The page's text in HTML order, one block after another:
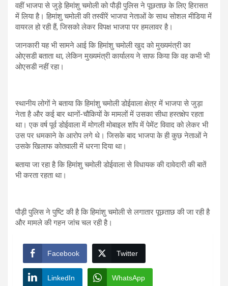
वहीं भाजपा से जुड़े हिमांशु चमोली को पौड़ी पुलिस ने पूछताछ के लिए हिरासत
में लिया है। हिमांशु चमोली की तस्वीरें भाजपा नेताओं के साथ सोशल मीडिया में
वायरल हो रही हैं, जिसको लेकर विपक्ष भाजपा पर हमलावर है।
जानकारी यह भी सामने आई कि हिमांशु चमोली खुद को मुख्यमंत्री का
ओएसडी बताता था, लेकिन मुख्यमंत्री कार्यालय ने साफ किया कि वह कभी भी
ओएसडी नहीं रहा।
स्थानीय लोगों ने बताया कि हिमांशु चमोली डोईवाला क्षेत्र में भाजपा से जुड़ा
नेता है और कई बार थानों-चौकियों के मामलों में उसका सीधा हस्तक्षेप रहता
था। एक वर्ष पूर्व डोईवाला में मोगली मोबाइल शॉप में पेमेंट विवाद को लेकर भी
उस पर धमकाने के आरोप लगे थे। जिसके बाद भाजपा के ही कुछ नेताओं ने
उसके खिलाफ कोतवाली में धरना दिया था।
बताया जा रहा है कि हिमांशु चमोली डोईवाला से विधायक की दावेदारी की बातें
भी करता रहता था।
पौड़ी पुलिस ने पुष्टि की है कि हिमांशु चमोली से लगातार पूछताछ की जा रही है
और मामले की गहन जांच चल रही है।
Facebook Twitter
LinkedIn WhatsApp